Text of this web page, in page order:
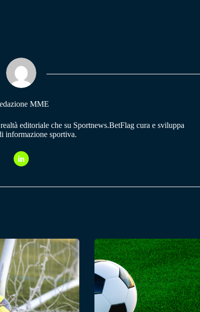
MME
editoriale che su Sportnews.BetFlag cura e sviluppa
informazione sportiva.